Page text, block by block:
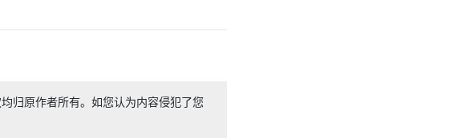
归原作者所有。如您认为内容侵犯了您